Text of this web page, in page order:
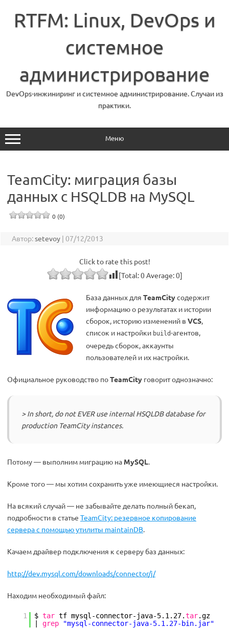
содержимому
RTFM: Linux, DevOps и
системное
администрирование
DevOps-инжиниринг и системное администрирование. Случаи из
практики.
Меню
TeamCity: миграция базы
данных с HSQLDB на MySQL
0 (0)
Автор:setevoy | 07/12/2013
Click to rate this post!
[Total:0Average:0]
База данных для TeamCityсодержит
информацию о результатах и истории
сборок, историю изменений в VCS,
список и настройки build-агентов,
очередь сборок, аккаунты
пользователей и их настройки.
Официальное руководство поTeamCity говорит однозначно:
> In short, do not EVER use internal HSQLDB database for
production TeamCity instances.
Потому — выполним миграцию на MySQL.
Кроме того — мы хотим сохранить уже имеющиеся настройки.
На всякий случай — не забывайте делать полный бекап,
подробности в статье TeamCity: резервное копирование
сервера с помощью утилиты maintainDB.
Качаем драйвер подключения к серверу баз данных:
http://dev.mysql.com/downloads/connector/j/
Находим необходимый файл:
1 $ tar tf mysql-connector-java-5.1.27.tar.gz
grep "mysql-connector-java-5.1.27-bin.jar"